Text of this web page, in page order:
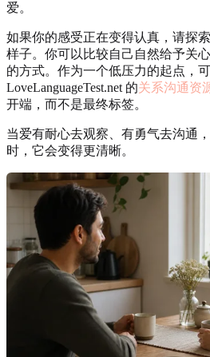
爱。
如果你的感受正在变得认真，请探
样子。你可以比较自己自然给予关
的方式。作为一个低压力的起点，
LoveLanguageTest.net 的关系沟通资
开端，而不是最终标签。
当爱有耐心去观察、有勇气去沟通
时，它会变得更清晰。